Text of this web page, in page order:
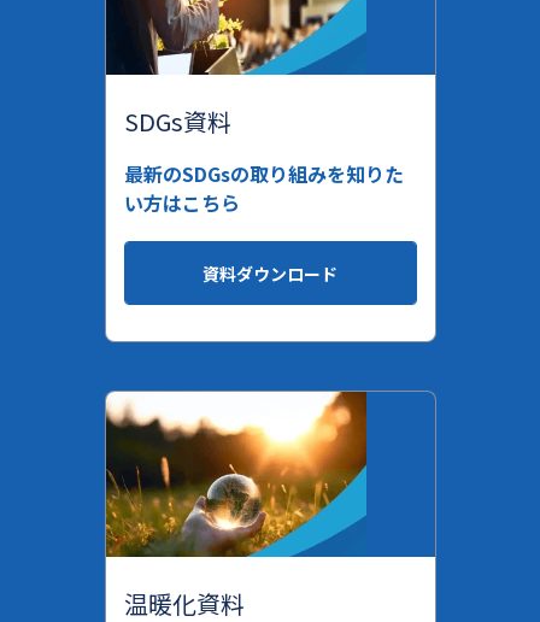
SDGs資料
最新のSDGsの取り組みを知りた
い方はこちら
資料ダウンロード
温暖化資料